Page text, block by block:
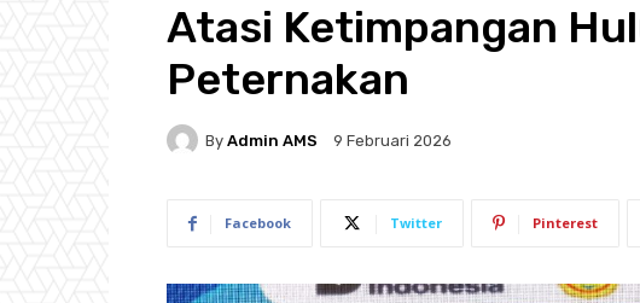
Atasi Ketimpangan
Peternakan
By Admin AMS 9 Februari 2026
Facebook Twitter Pinterest